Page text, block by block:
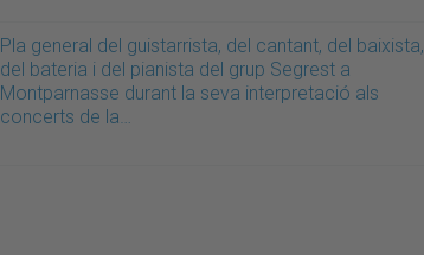
Pla general del guistarrista, del cantant, del baixista,
del bateria i del pianista del grup Segrest a
Montparnasse durant la seva interpretació als
concerts de la…